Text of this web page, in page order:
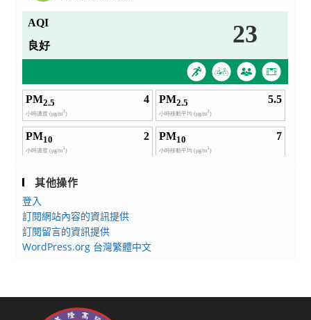
其他操作
登入
訂閱網站內容的資訊提供
訂閱留言的資訊提供
WordPress.org 台灣繁體中文